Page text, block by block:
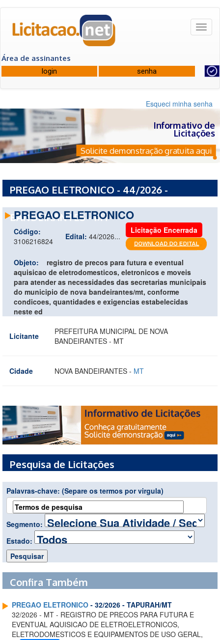
Área de assinantes
Esqueci minha senha
Informativo de
Licitações
Solicite demonstração gratuita aqui
PREGAO ELETRONICO - 44/2026 -
BANDEIRANTES - MT
PREGAO ELETRONICO
Código:
3106216824
Edital: 44/2026...
Licitação Encerrada
Objeto:
registro de precos para futura e eventual
aquisicao de eletrodomesticos, eletronicos e moveis
para atender as necessidades das secretarias municipais
do municipio de nova bandeirantes/mt, conforme
condicoes, quantidades e exigencias estabelecidas
neste ed
Licitante
PREFEITURA MUNICIPAL DE NOVA
BANDEIRANTES - MT
Cidade NOVA BANDEIRANTES - MT
Pesquisa de Licitações
Palavras-chave: (Separe os termos por virgula)
Segmento:
Estado:
Confira Também
PREGAO ELETRONICO - 32/2026 - TAPURAH/MT
32/2026 - MT - REGISTRO DE PRECOS PARA FUTURA E
EVENTUAL AQUISICAO DE ELETROELETRONICOS,
ELETRODOMESTICOS E EQUIPAMENTOS DE USO GERAL,